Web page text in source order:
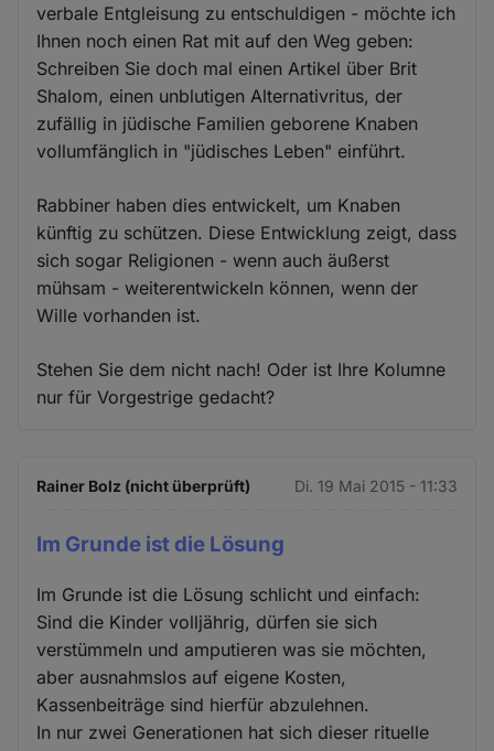
verbale Entgleisung zu entschuldigen - möchte ich
Ihnen noch einen Rat mit auf den Weg geben:
Schreiben Sie doch mal einen Artikel über Brit
Shalom, einen unblutigen Alternativritus, der
zufällig in jüdische Familien geborene Knaben
vollumfänglich in "jüdisches Leben" einführt.
Rabbiner haben dies entwickelt, um Knaben
künftig zu schützen. Diese Entwicklung zeigt, dass
sich sogar Religionen - wenn auch äußerst
mühsam - weiterentwickeln können, wenn der
Wille vorhanden ist.
Stehen Sie dem nicht nach! Oder ist Ihre Kolumne
nur für Vorgestrige gedacht?
Rainer Bolz (nicht überprüft) Di. 19 Mai 2015 - 11:33
Im Grunde ist die Lösung
Im Grunde ist die Lösung schlicht und einfach:
Sind die Kinder volljährig, dürfen sie sich
verstümmeln und amputieren was sie möchten,
aber ausnahmslos auf eigene Kosten,
Kassenbeiträge sind hierfür abzulehnen.
In nur zwei Generationen hat sich dieser rituelle